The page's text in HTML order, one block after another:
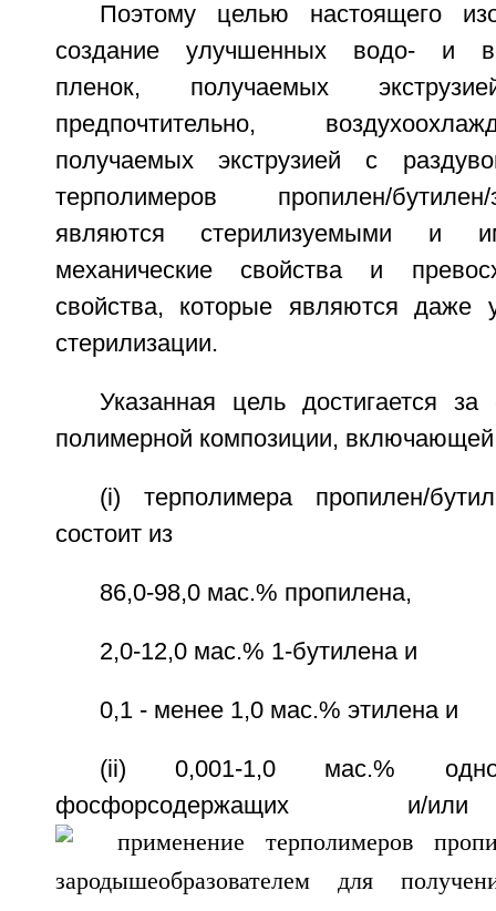
Поэтому целью настоящего
создание улучшенных водо- и
пленок, получаемых
предпочтительно,
получаемых экструзией с
терполимеров пропилен/
являются стерилизуемыми и
механические свойства и
свойства, которые являются даже
стерилизации.
Указанная цель достигается за
полимерной композиции,
(i) терполимера пропилен/
состоит из
86,0-98,0 мас.% пропилена,
2,0-12,0 мас.% 1-бутилена и
0,1 - менее 1,0 мас.% этилена и
(ii) 0,001-1,0 мас.%
фосфорсодержащих и/